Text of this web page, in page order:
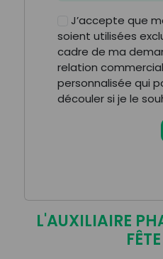
J’accepte que
soient utilisées
cadre de ma
relation
personnalisée qui
découler si je le
L'AUXILIAIRE